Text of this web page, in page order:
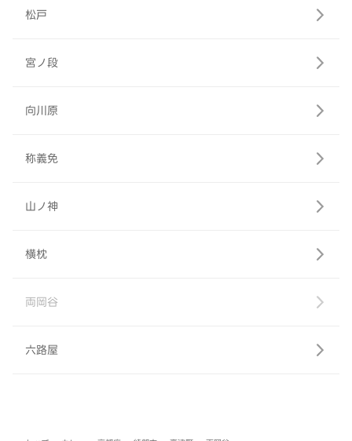
松戸
宮ノ段
向川原
称義免
山ノ神
横枕
両岡谷
六路屋